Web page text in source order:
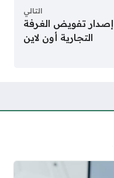
التالي
إصدار تفويض الغرفة
التجارية أون لاين